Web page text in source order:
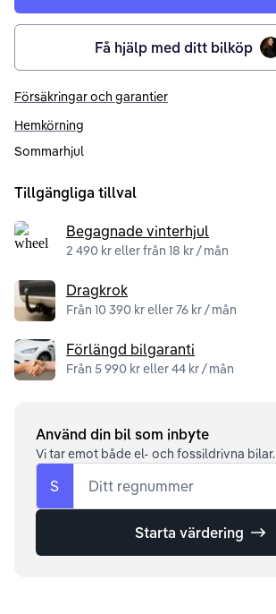
Få hjälp med ditt bilköp
Försäkringar och garantier
Hemkörning
Sommarhjul
Tillgängliga tillval
Begagnade vinterhjul
2 490 kr eller från 18 kr / mån
Dragkrok
Från 10 390 kr eller 76 kr / mån
Förlängd bilgaranti
Från 5 990 kr eller 44 kr / mån
Använd din bil som inbyte
Vi tar emot både el- och fossildrivna bilar.
S Ditt regnummer
Starta värdering